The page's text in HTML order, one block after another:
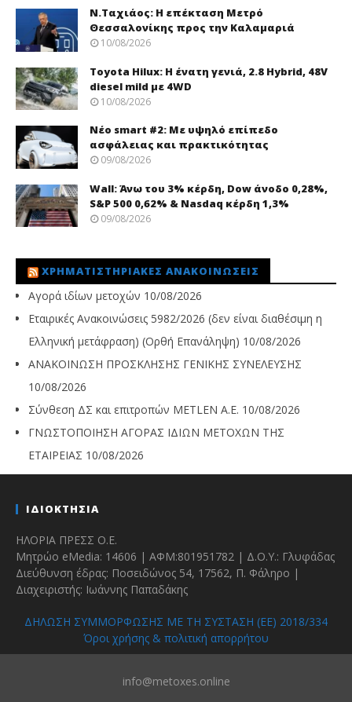
Ν.Ταχιάος: Η επέκταση Μετρό
Θεσσαλονίκης προς την Καλαμαριά
10/08/2026
Toyota Hilux: Η ένατη γενιά, 2.8 Hybrid, 48V
diesel mild με 4WD
10/08/2026
Νέo smart #2: Με υψηλό επίπεδο
ασφάλειας και πρακτικότητας
09/08/2026
Wall: Άνω του 3% κέρδη, Dow άνοδο 0,28%,
S&P 500 0,62% & Nasdaq κέρδη 1,3%
09/08/2026
ΧΡΗΜΑΤΙΣΤΗΡΙΑΚΈΣ ΑΝΑΚΟΙΝΏΣΕΙΣ
Αγορά ιδίων μετοχών 10/08/2026
Εταιρικές Ανακοινώσεις 5982/2026 (δεν είναι διαθέσιμη η
Ελληνική μετάφραση) (Ορθή Επανάληψη) 10/08/2026
ΑΝΑΚΟΙΝΩΣΗ ΠΡΟΣΚΛΗΣΗΣ ΓΕΝΙΚΗΣ ΣΥΝΕΛΕΥΣΗΣ
10/08/2026
Σύνθεση ΔΣ και επιτροπών METLEN A.E. 10/08/2026
ΓΝΩΣΤΟΠΟΙΗΣΗ ΑΓΟΡΑΣ ΙΔΙΩΝ ΜΕΤΟΧΩΝ ΤΗΣ
ΕΤΑΙΡΕΙΑΣ 10/08/2026
ΙΔΙΟΚΤΗΣΙΑ
ΗΛΟΡΙΑ ΠΡΕΣΣ Ο.Ε.
Μητρώο eMedia: 14606 | ΑΦΜ:801951782 | Δ.Ο.Υ.: Γλυφάδας
Διεύθυνση έδρας: Ποσειδώνος 54, 17562, Π. Φάληρο |
Διαχειριστής: Ιωάννης Παπαδάκης
ΔΗΛΩΣΗ ΣΥΜΜΟΡΦΩΣΗΣ ΜΕ ΤΗ ΣΥΣΤΑΣΗ (ΕΕ) 2018/334
Όροι χρήσης & πολιτική απορρήτου
info@metoxes.online